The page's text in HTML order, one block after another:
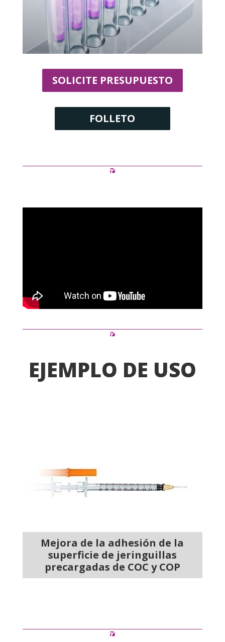
SOLICITE PRESUPUESTO
FOLLETO
EJEMPLO DE USO
Mejora de la adhesión de la
superficie de jeringuillas
precargadas de COC y COP